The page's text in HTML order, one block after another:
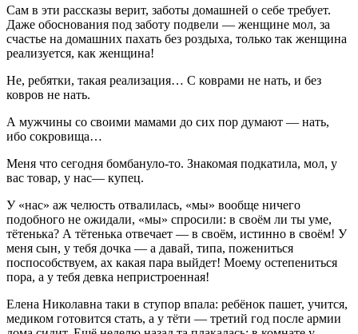
Сам в эти рассказы верит, заботы домашней о себе требует.
Даже обоснования под заботу подвели — женщине мол, за
счастье на домашних пахать без роздыха, только так женщина
реализуется, как женщина!
Не, ребятки, такая реализация… С коврами не нать, и без
ковров не нать.
А мужчины со своими мамами до сих пор думают — нать,
ибо сокровища…
Меня что сегодня бомбануло-то. Знакомая подкатила, мол, у
вас товар, у нас— купец.
У «нас» аж челюсть отвалилась, «мы» вообще ничего
подобного не ожидали, «мы» спросили: в своём ли ты уме,
тётенька? А тётенька отвечает — в своём, истинно в своём! У
меня сын, у тебя дочка — а давай, типа, пожениться
поспособствуем, ах какая пара выйдет! Моему остепениться
пора, а у тебя девка непристроенная!
Елена Николавна таки в ступор впала: ребёнок пашет, учится,
медиком готовится стать, а у тёти — третий год после армии